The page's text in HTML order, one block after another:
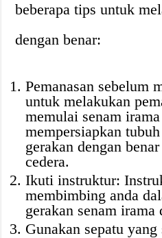
beberapa tips untuk
dengan benar:
Pemanasan sebelum
untuk melakukan
memulai senam
mempersiapkan
gerakan dengan
cedera.
Ikuti instruktur:
membimbing anda
gerakan senam irama
Gunakan sepatu